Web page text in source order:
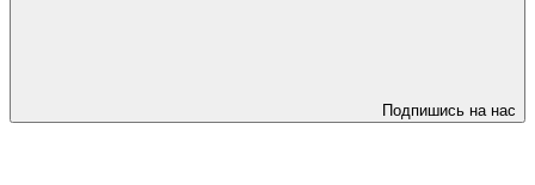
Подпишись на нас